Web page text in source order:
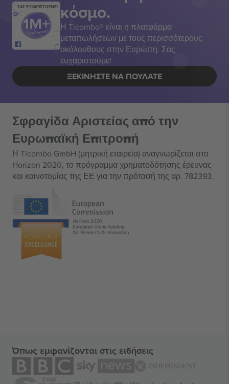
ΣΑΣ ΕΥΧΑΡΙΣΤΟΥΜΕ! κόσμο.
Η Ticombo® είναι η πλατφόρμα
μεταπωλήσεων με τους περισσότερους
ακόλουθους στην Ευρώπη. Σας
ευχαριστούμε!
ΞΕΚΙΝΉΣΤΕ ΝΑ ΠΟΥΛΆΤΕ
Σφραγίδα Αριστείας από την
Ευρωπαϊκή Επιτροπή
Η Ticombo GmbH (μητρική εταιρεία) αναγνωρίζεται στο
Horizon 2020, το πρόγραμμα χρηματοδότησης έρευνας
και καινοτομίας της ΕΕ για την πρότασή της αρ. 782393.
Όπως εμφανίζονται στις ειδήσεις